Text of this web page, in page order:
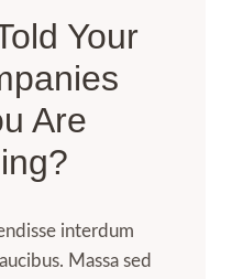
Your
Are
interdum
Massa sed